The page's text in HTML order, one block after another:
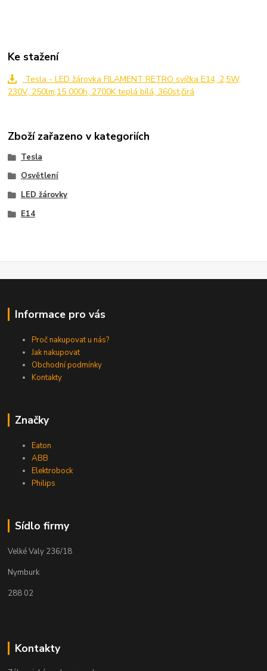
Ke stažení
Tesla - LED žárovka FILAMENT RETRO svíčka E14, 2,5W,
230V, 250lm,15 000h, 2700K teplá bílá, 360st,čirá
Zboží zařazeno v kategoriích
Tesla
Osvětlení
LED žárovky
E14
Informace pro vás
Proč nakupovat u nás?
Jak nakupovat
Obchodní podmínky
Kontakty
Značky
Eaton
ABB
Elektrobock
Philips
Sídlo firmy
Velké Valy 236/18
Nymburk
288 02
Kontakty